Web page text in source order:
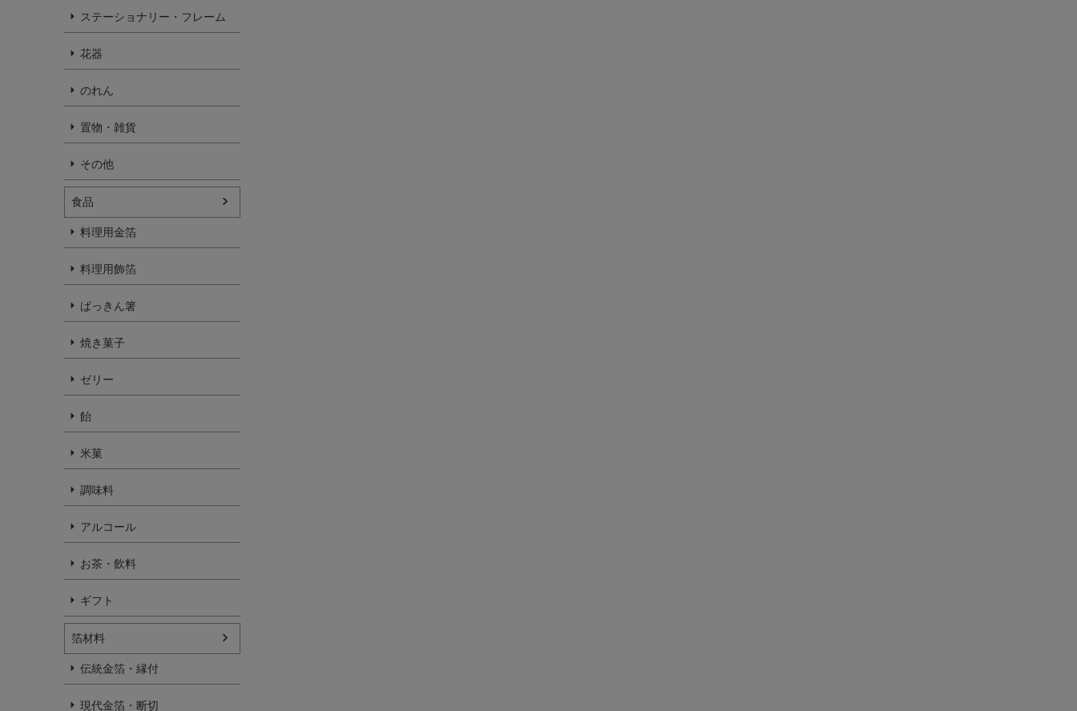
ステーショナリー・フレーム
花器
のれん
置物・雑貨
その他
食品
料理用金箔
料理用飾箔
ぱっきん箸
焼き菓子
ゼリー
飴
米菓
調味料
アルコール
お茶・飲料
ギフト
箔材料
伝統金箔・縁付
現代金箔・断切